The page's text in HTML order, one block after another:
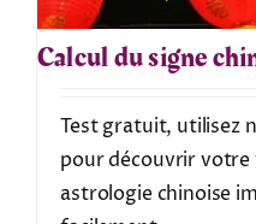
Calcul du signe
Test gratuit, utilisez
pour découvrir votre
astrologie chinoise